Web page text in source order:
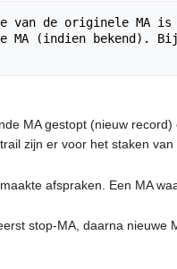
de originele MA is
(indien bekend).
MA gestopt (nieuw
zijn er voor het staken
afspraken. Een MA
stop-MA, daarna nieuwe